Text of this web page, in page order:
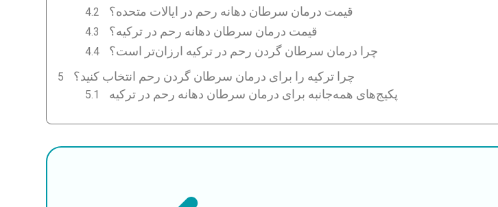
قیمت درمان سرطان دهانه رحم در ایالات متحده؟
قیمت درمان سرطان دهانه رحم در ترکیه؟
چرا درمان سرطان گردن رحم در ترکیه ارزان‌تر است؟
چرا ترکیه را برای درمان سرطان گردن رحم انتخاب کنید؟
پکیج‌های همه‌جانبه برای درمان سرطان دهانه رحم در ترکیه